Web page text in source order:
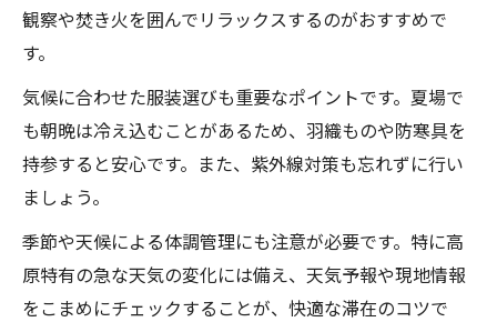
観察や焚き火を囲んでリラックスするのがおすすめで
す。
気候に合わせた服装選びも重要なポイントです。夏場で
も朝晩は冷え込むことがあるため、羽織ものや防寒具を
持参すると安心です。また、紫外線対策も忘れずに行い
ましょう。
季節や天候による体調管理にも注意が必要です。特に高
原特有の急な天気の変化には備え、天気予報や現地情報
をこまめにチェックすることが、快適な滞在のコツで